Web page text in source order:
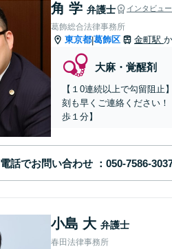
角 学 弁護士 インタビュ
葛飾総合法律事務所
東京都|葛飾区 金町駅
大麻・覚醒剤
【１0連続以上で勾留阻
刻も早くご連絡ください
歩１分】
電話でお問い合わせ
小島 大 弁護士
春田法律事務所